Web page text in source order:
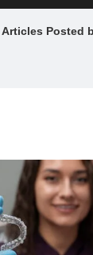
Articles Posted